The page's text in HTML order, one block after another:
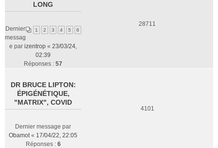
LONG
1 2 3 4 5 6
Dernier
messag
e par izentrop « 23/03/24,
02:39
Réponses : 57
28711
DR BRUCE LIPTON:
ÉPIGÉNÉTIQUE,
"MATRIX", COVID
Dernier message par
Obamot« 17/04/22, 22:05
Réponses : 6
4101